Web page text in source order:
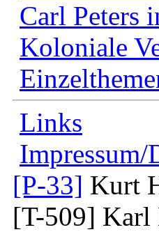
Carl Peters
Koloniale
Links
Impressum/
[P-33] Kurt
[T-509] Karl